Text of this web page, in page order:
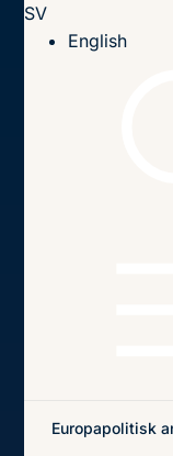
SV
English
Europapolitisk